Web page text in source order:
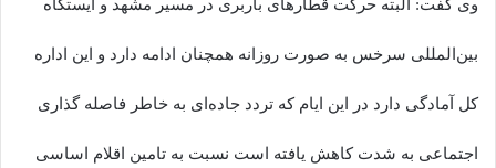
وی گفت: البته حرکت قطارهای باربری در مسیر مشهد و ایستگاه
بین‌المللی سرخس به صورت روزانه همچنان ادامه دارد و این اداره
کل آمادگی دارد در این ایام که تردد جاده‌ای به خاطر فاصله گذاری
اجتماعی به شدت کاهش یافته است نسبت به تامین اقلام اساسی